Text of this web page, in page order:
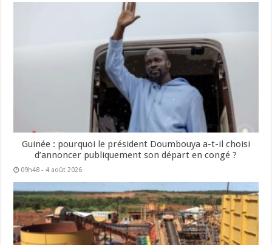
Guinée : pourquoi le président Doumbouya a-t-il choisi
d’annoncer publiquement son départ en congé ?
09h48 - 4 août 2026